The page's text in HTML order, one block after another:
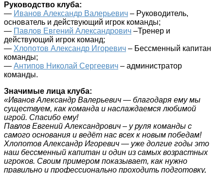
Руководство клуба:
— Иванов Александр Валерьевич – Руководитель,
основатель и действующий игрок команды;
— Павлов Евгений Александрович –Тренер и
действующий игрок команд;
— Хлопотов Александр Игоревич – Бессменный капитан
команды;
— Антипов Николай Сергеевич – администратор
команды.
Значимые лица клуба:
«Иванов Александр Валерьевич — благодаря ему мы
существуем, как команда и наслаждаемся любимой
игрой. Спасибо ему!
Павлов Евгений Александрович – у руля команды с
самого основания и ведёт нас всех к новым победам!
Хлопотов Александр Игоревич — уже долгие годы это
наш бессменный капитан и один из самых возрастных
игроков. Своим примером показывает, как нужно
правильно и профессионально проходить подготовку,